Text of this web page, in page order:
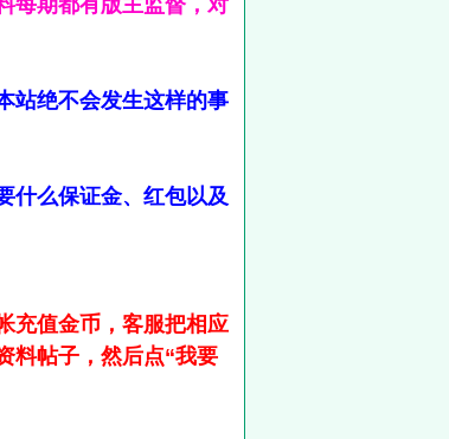
每期都有版主监督，对
站绝不会发生这样的事
什么保证金、红包以及
充值金币，客服把相应
料帖子，然后点“我要